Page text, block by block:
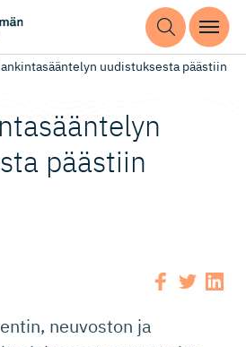
uudistuksesta päästiin
päästiin
neuvoston ja